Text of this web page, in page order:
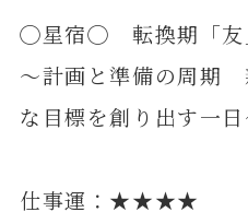
◯星宿◯ 転換期「友
～計画と準備の周期
な目標を創り出す一日
仕事運：★★★★